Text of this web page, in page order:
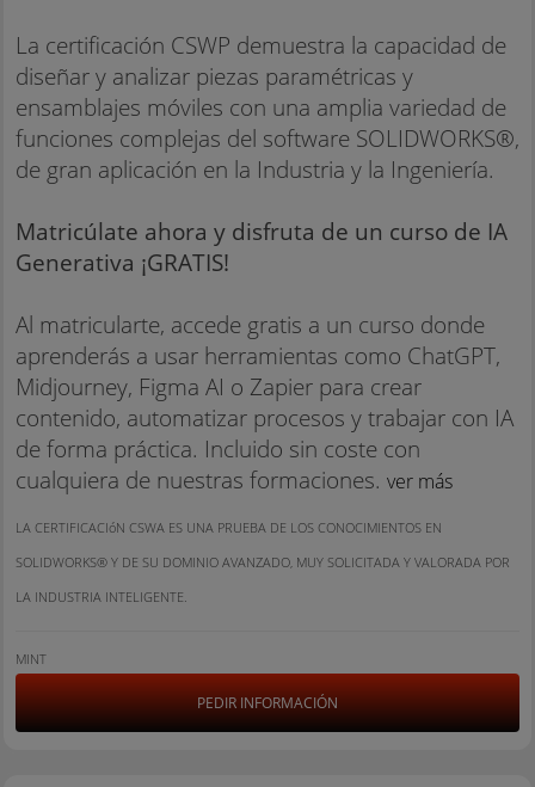
La certificación CSWP demuestra la capacidad de
diseñar y analizar piezas paramétricas y
ensamblajes móviles con una amplia variedad de
funciones complejas del software SOLIDWORKS®,
de gran aplicación en la Industria y la Ingeniería.
Matricúlate ahora y disfruta de un curso de IA
Generativa ¡GRATIS!
Al matricularte, accede gratis a un curso donde
aprenderás a usar herramientas como ChatGPT,
Midjourney, Figma AI o Zapier para crear
contenido, automatizar procesos y trabajar con IA
de forma práctica. Incluido sin coste con
cualquiera de nuestras formaciones. ver más
LA CERTIFICACIóN CSWA ES UNA PRUEBA DE LOS CONOCIMIENTOS EN
SOLIDWORKS® Y DE SU DOMINIO AVANZADO, MUY SOLICITADA Y VALORADA POR
LA INDUSTRIA INTELIGENTE.
MINT
PEDIR INFORMACIÓN